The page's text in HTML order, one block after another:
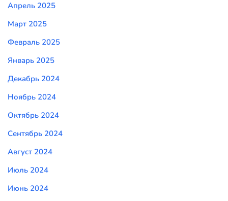
Апрель 2025
Март 2025
Февраль 2025
Январь 2025
Декабрь 2024
Ноябрь 2024
Октябрь 2024
Сентябрь 2024
Август 2024
Июль 2024
Июнь 2024